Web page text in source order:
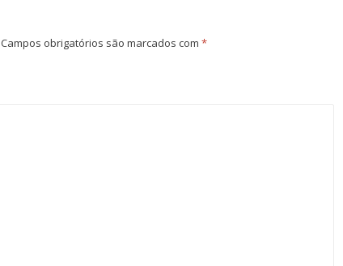
Campos obrigatórios são marcados com *